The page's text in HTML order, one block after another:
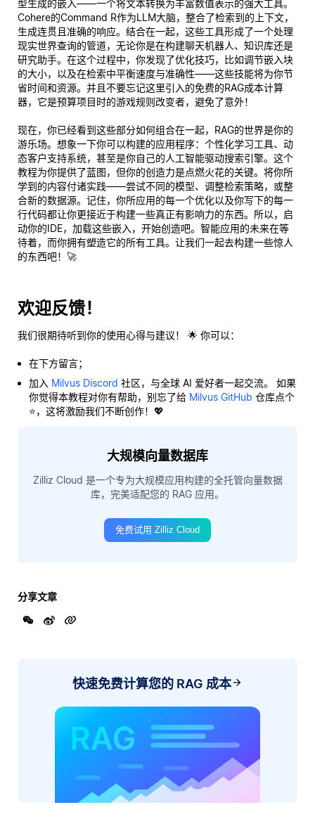
型生成的嵌入——一个将文本转换为丰富数值表示的强大工具。
Cohere的Command R作为LLM大脑，整合了检索到的上下文，
生成连贯且准确的响应。结合在一起，这些工具形成了一个处理
现实世界查询的管道，无论你是在构建聊天机器人、知识库还是
研究助手。在这个过程中，你发现了优化技巧，比如调节嵌入块
的大小，以及在检索中平衡速度与准确性——这些技能将为你节
省时间和资源。并且不要忘记这里引入的免费的RAG成本计算
器，它是预算项目时的游戏规则改变者，避免了意外！
现在，你已经看到这些部分如何组合在一起，RAG的世界是你的
游乐场。想象一下你可以构建的应用程序：个性化学习工具、动
态客户支持系统，甚至是你自己的人工智能驱动搜索引擎。这个
教程为你提供了蓝图，但你的创造力是点燃火花的关键。将你所
学到的内容付诸实践——尝试不同的模型、调整检索策略，或整
合新的数据源。记住，你所应用的每一个优化以及你写下的每一
行代码都让你更接近于构建一些真正有影响力的东西。所以，启
动你的IDE，加载这些嵌入，开始创造吧。智能应用的未来在等
待着，而你拥有塑造它的所有工具。让我们一起去构建一些惊人
的东西吧！🚀
欢迎反馈！
我们很期待听到你的使用心得与建议！ 🌟 你可以：
在下方留言；
加入 Milvus Discord 社区，与全球 AI 爱好者一起交流。 如果
你觉得本教程对你有帮助，别忘了给 Milvus GitHub 仓库点个
⭐，这将激励我们不断创作！💖
大规模向量数据库
Zilliz Cloud 是一个专为大规模应用构建的全托管向量数据
库，完美适配您的 RAG 应用。
免费试用 Zilliz Cloud
分享文章
快速免费计算您的 RAG 成本